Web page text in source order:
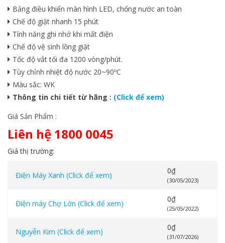
Bảng điều khiển màn hình LED, chống nước an toàn
Chế độ giặt nhanh 15 phút
Tính năng ghi nhớ khi mất điện
Chế độ vệ sinh lồng giặt
Tốc độ vắt tối đa 1200 vòng/phút.
Tùy chỉnh nhiệt độ nước 20~90ºC
Màu sắc: WK
Thông tin chi tiết từ hãng : (Click để xem)
Giá Sản Phẩm :
Liên hệ 1800 0045
Giá thị trường:
Điện Máy Xanh (Click để xem) 0₫
(30/05/2023)
Điện máy Chợ Lớn (Click để xem) 0₫
(25/05/2022)
Nguyễn Kim (Click để xem) 0₫
(31/07/2026)